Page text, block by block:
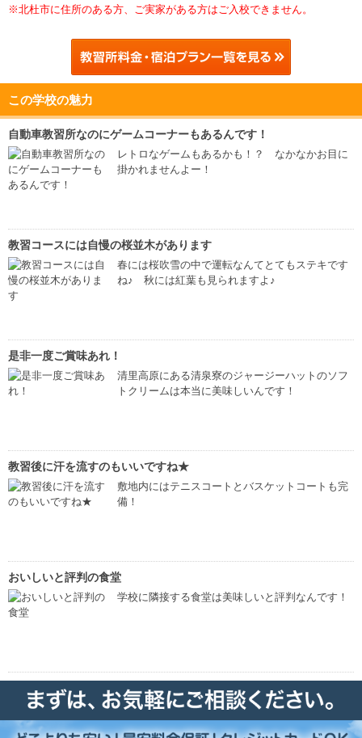
※北杜市に住所のある方、ご実家がある方はご入校できません。
この学校の魅力
自動車教習所なのにゲームコーナーもあるんです！
レトロなゲームもあるかも！？ なかなかお目に
掛かれませんよー！
教習コースには自慢の桜並木があります
春には桜吹雪の中で運転なんてとてもステキです
ね♪ 秋には紅葉も見られますよ♪
是非一度ご賞味あれ！
清里高原にある清泉寮のジャージーハットのソフ
トクリームは本当に美味しいんです！
教習後に汗を流すのもいいですね★
敷地内にはテニスコートとバスケットコートも完
備！
おいしいと評判の食堂
学校に隣接する食堂は美味しいと評判なんです！